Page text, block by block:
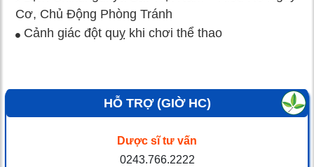
Cơ, Chủ Động Phòng Tránh
Cảnh giác đột quỵ khi chơi thể thao
HỖ TRỢ (GIỜ HC)
Dược sĩ tư vấn
0243.766.2222